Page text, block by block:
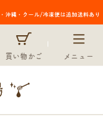
買い物かご メニュー